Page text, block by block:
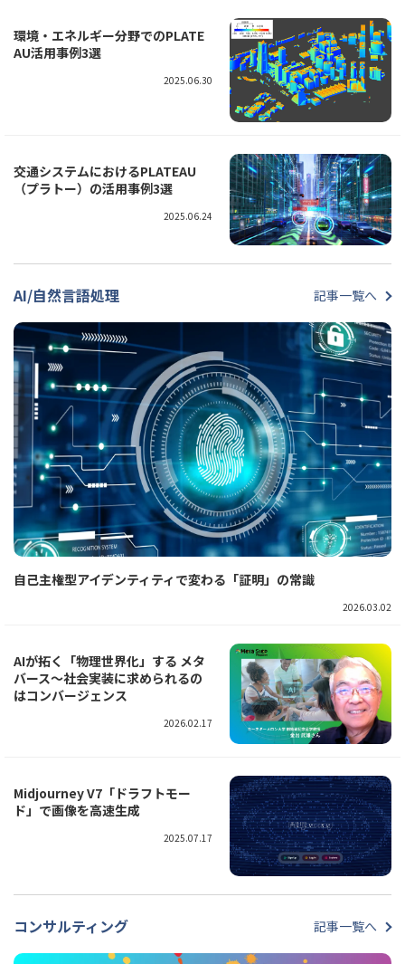
環境・エネルギー分野でのPLATE
AU活用事例3選
2025.06.30
交通システムにおけるPLATEAU
（プラトー）の活用事例3選
2025.06.24
AI/自然言語処理 記事一覧へ
自己主権型アイデンティティで変わる「証明」の常識
2026.03.02
AIが拓く「物理世界化」する メタ
バース～社会実装に求められるの
はコンバージェンス
2026.02.17
Midjourney V7「ドラフトモー
ド」で画像を高速生成
2025.07.17
コンサルティング 記事一覧へ